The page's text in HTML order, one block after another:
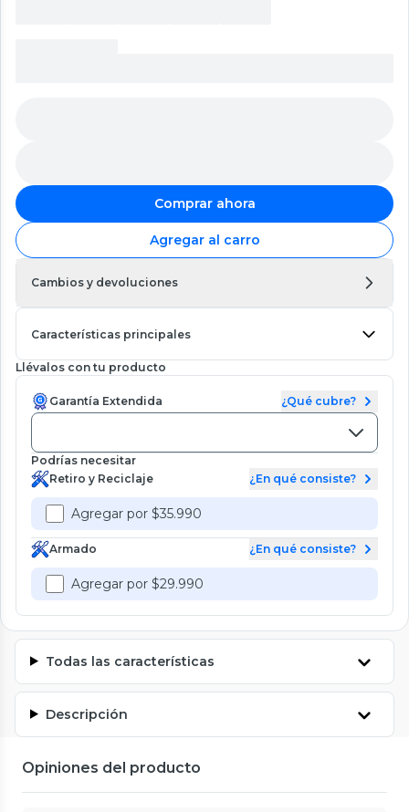
Comprar ahora
Agregar al carro
Cambios y devoluciones
Características principales
Llévalos con tu producto
Garantía Extendida ¿Qué cubre?
Podrías necesitar
Retiro y Reciclaje
¿En qué consiste?
Agregar por $35.990
Armado ¿En qué consiste?
Agregar por $29.990
Todas las características
Descripción
Opiniones del producto